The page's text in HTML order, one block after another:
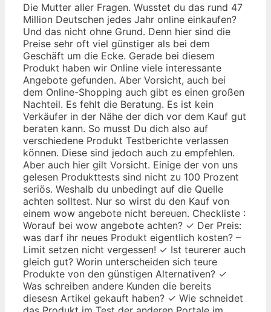
Die Mutter aller Fragen. Wusstet du das rund 47
Million Deutschen jedes Jahr online einkaufen?
Und das nicht ohne Grund. Denn hier sind die
Preise sehr oft viel günstiger als bei dem
Geschäft um die Ecke. Gerade bei diesem
Produkt haben wir Online viele interessante
Angebote gefunden. Aber Vorsicht, auch bei
dem Online-Shopping auch gibt es einen großen
Nachteil. Es fehlt die Beratung. Es ist kein
Verkäufer in der Nähe der dich vor dem Kauf gut
beraten kann. So musst Du dich also auf
verschiedene Produkt Testberichte verlassen
können. Diese sind jedoch auch zu empfehlen.
Aber auch hier gilt Vorsicht. Einige der von uns
gelesen Produkttests sind nicht zu 100 Prozent
seriös. Weshalb du unbedingt auf die Quelle
achten solltest. Nur so wirst du den Kauf von
einem wow angebote nicht bereuen. Checkliste :
Worauf bei wow angebote achten? ✓ Der Preis:
was darf ihr neues Produkt eigentlich kosten? –
Limit setzen nicht vergessen! ✓ Ist teurerer auch
gleich gut? Worin unterscheiden sich teure
Produkte von den günstigen Alternativen? ✓
Was schreiben andere Kunden die bereits
diesesn Artikel gekauft haben? ✓ Wie schneidet